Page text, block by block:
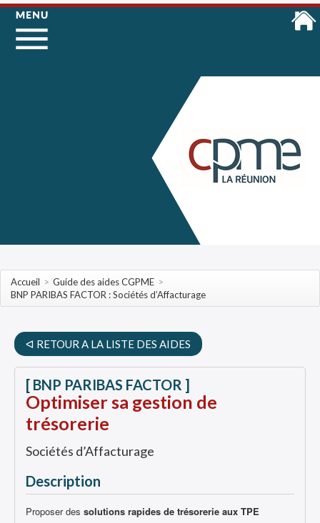
Accueil > Guide des aides CGPME >
BNP PARIBAS FACTOR : Sociétés d’Affacturage
ᐊ RETOUR A LA LISTE DES AIDES
[ BNP PARIBAS FACTOR ]
Optimiser sa gestion de
trésorerie
Sociétés d’Affacturage
Description
Proposer des solutions rapides de trésorerie aux TPE